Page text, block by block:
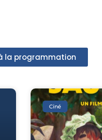
la programmation
Ciné